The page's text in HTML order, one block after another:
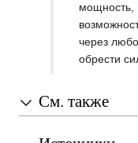
мощность,
через
обрести
См. также